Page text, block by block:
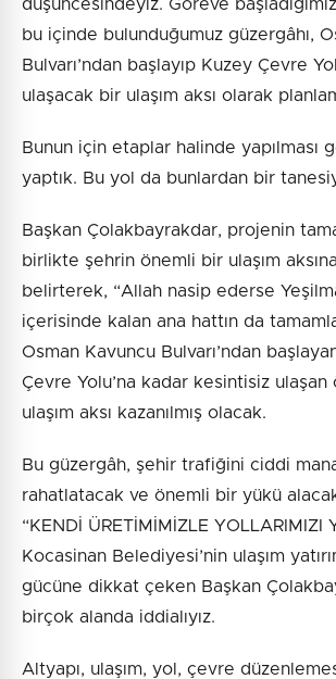
düşüncesindeyiz. Göreve
bu içinde bulunduğumuz güzergâhı,
Bulvarı’ndan başlayıp Kuzey Çevre
ulaşacak bir ulaşım aksı olarak
Bunun için etaplar halinde yapılması
yaptık. Bu yol da bunlardan bir
Başkan Çolakbayrakdar, projenin
birlikte şehrin önemli bir ulaşım
belirterek, “Allah nasip ederse
içerisinde kalan ana hattın da
Osman Kavuncu Bulvarı’ndan
Çevre Yolu’na kadar kesintisiz ulaşan
ulaşım aksı kazanılmış olacak.
Bu güzergâh, şehir trafiğini ciddi
rahatlatacak ve önemli bir yükü
“KENDİ ÜRETİMİMİZLE YOLLARIMIZI
Kocasinan Belediyesi’nin ulaşım
gücüne dikkat çeken Başkan
birçok alanda iddialıyız.
Altyapı, ulaşım, yol, çevre